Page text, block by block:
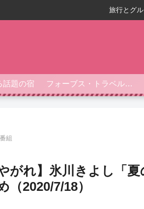
旅行とグ
話題の宿 フォーブス・トラベルガイド
組
がれ】氷川きよし「
（2020/7/18）